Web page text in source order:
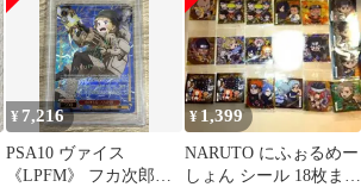
¥ 7,216
PSA10 ヴァイス
《LPFM》 フカ次郎
¥1,399
NARUTO にふぉるめー
しょん シール 18枚まと